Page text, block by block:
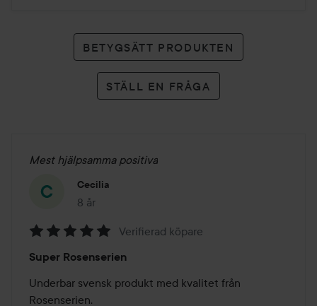
BETYGSÄTT PRODUKTEN
STÄLL EN FRÅGA
Mest hjälpsamma positiva
Cecilia
8 år
Inlägget skapades 8 år
5
av
5
Verifierad köpare
Super Rosenserien
Underbar svensk produkt med kvalitet från